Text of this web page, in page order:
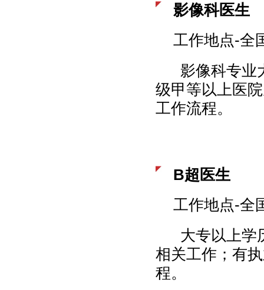
影像科医生
工作地点-全
影像科专业
级甲等以上医
工作流程。
B超医生
工作地点-全
大专以上学
相关工作；有
程。